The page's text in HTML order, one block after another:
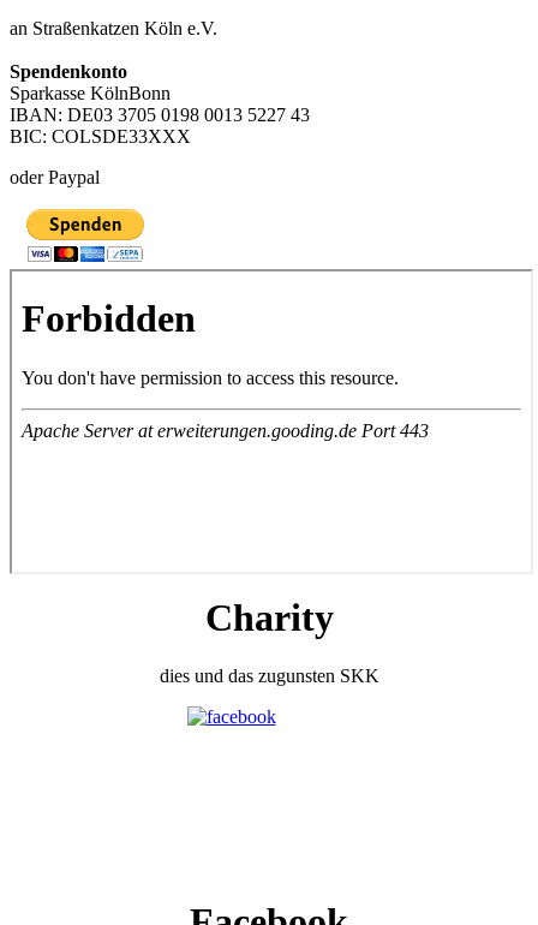
an Straßenkatzen Köln e.V.
Spendenkonto
Sparkasse KölnBonn
IBAN: DE03 3705 0198 0013 5227 43
BIC: COLSDE33XXX
oder Paypal
Charity
dies und das zugunsten SKK